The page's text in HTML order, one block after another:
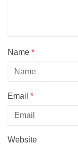
Name *
Email *
Website